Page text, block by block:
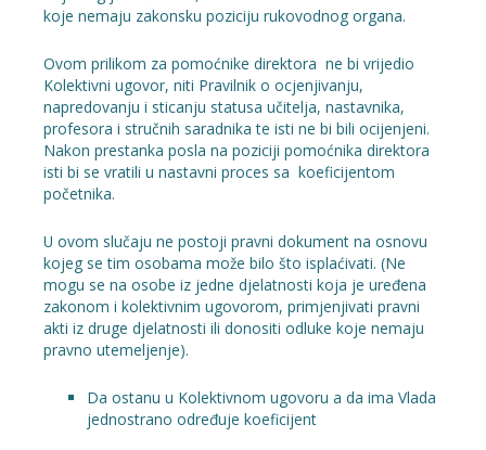
koje nemaju zakonsku poziciju rukovodnog organa.
Ovom prilikom za pomoćnike direktora ne bi vrijedio
Kolektivni ugovor, niti Pravilnik o ocjenjivanju,
napredovanju i sticanju statusa učitelja, nastavnika,
profesora i stručnih saradnika te isti ne bi bili ocijenjeni.
Nakon prestanka posla na poziciji pomoćnika direktora
isti bi se vratili u nastavni proces sa koeficijentom
početnika.
U ovom slučaju ne postoji pravni dokument na osnovu
kojeg se tim osobama može bilo što isplaćivati. (Ne
mogu se na osobe iz jedne djelatnosti koja je uređena
zakonom i kolektivnim ugovorom, primjenjivati pravni
akti iz druge djelatnosti ili donositi odluke koje nemaju
pravno utemeljenje).
Da ostanu u Kolektivnom ugovoru a da ima Vlada
jednostrano određuje koeficijent